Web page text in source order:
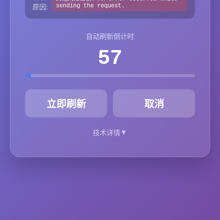
原因:
sending the request.
自动刷新倒计时
57
立即刷新 取消
技术详情▼